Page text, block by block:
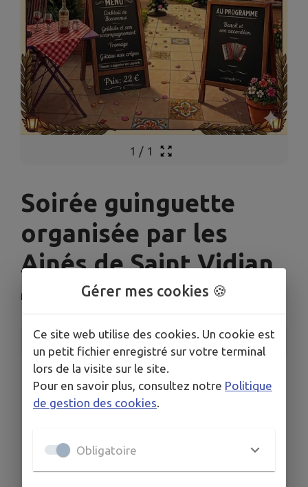
1 / 1
Soirée guinguette
organisée par les
Ainés de Saint Vidian
Martres-Tolosane
INFORMATIONS PRATIQUES
LIEU
7 Avenue François Mitterrand. 31220 Martres-
Tolosane
HORAIRES
À 18h00
Gérer mes cookies 🍪
Ce site web utilise des cookies. Un cookie est
un petit fichier enregistré sur votre terminal
lors de la visite sur le site.
Pour en savoir plus, consultez notre Politique
de gestion des cookies.
Obligatoire